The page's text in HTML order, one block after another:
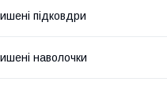
підковдри
наволочки